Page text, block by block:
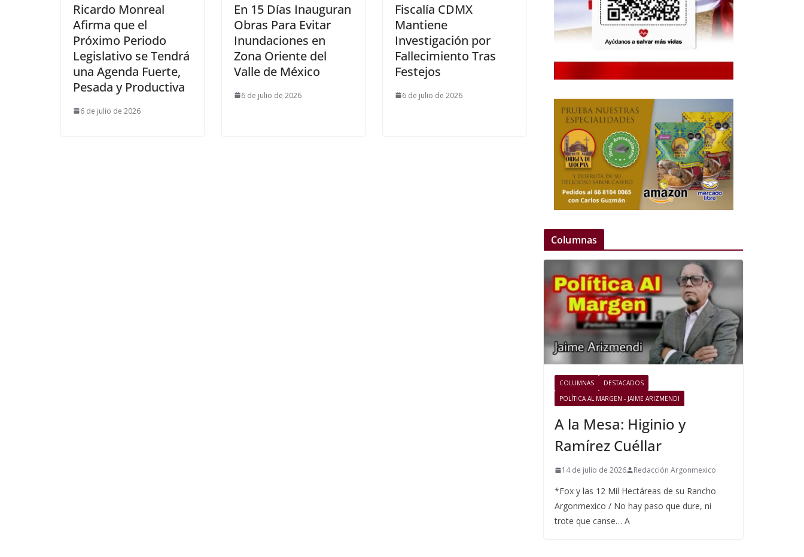
Ricardo Monreal
Afirma que el
Próximo Periodo
Legislativo se Tendrá
una Agenda Fuerte,
Pesada y Productiva
6 de julio de 2026
En 15 Días Inauguran
Obras Para Evitar
Inundaciones en
Zona Oriente del
Valle de México
6 de julio de 2026
Fiscalía CDMX
Mantiene
Investigación por
Fallecimiento Tras
Festejos
6 de julio de 2026
Columnas
COLUMNAS
DESTACADOS
POLÍTICA AL MARGEN - JAIME ARIZMENDI
A la Mesa: Higinio y
Ramírez Cuéllar
14 de julio de 2026 Redacción Argonmexico
*Fox y las 12 Mil Hectáreas de su Rancho
Argonmexico / No hay paso que dure, ni
trote que canse… A